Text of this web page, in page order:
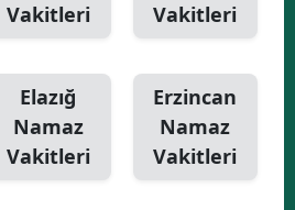
Vakitleri
Vakitleri
Elazığ
Namaz
Vakitleri
Erzincan
Namaz
Vakitleri